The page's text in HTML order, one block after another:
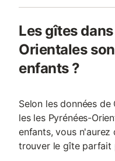
Les gîtes
Orientales
enfants ?
Selon les données
les les Pyrénées-
enfants, vous
trouver le gîte parfait